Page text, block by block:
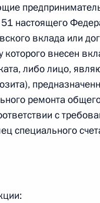
г. № 244-ФЗ
Российской
статусе
Федерации
г. № 252-ФЗ
настоящего
вклада или
внесен
либо лицо,
ремонта
с
специального